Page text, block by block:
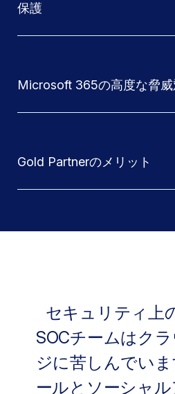
保護
Microsoft 365の高度な脅
Gold Partnerのメリット
セキュリティ上
SOCチームはク
ジに苦しんでい
ールとソーシャ